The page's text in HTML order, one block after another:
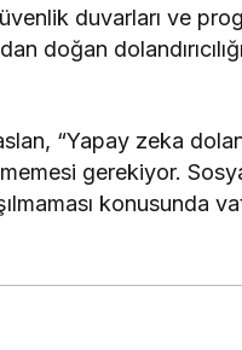
duvarları ve
doğan
“Yapay zeka
gerekiyor.
konusunda